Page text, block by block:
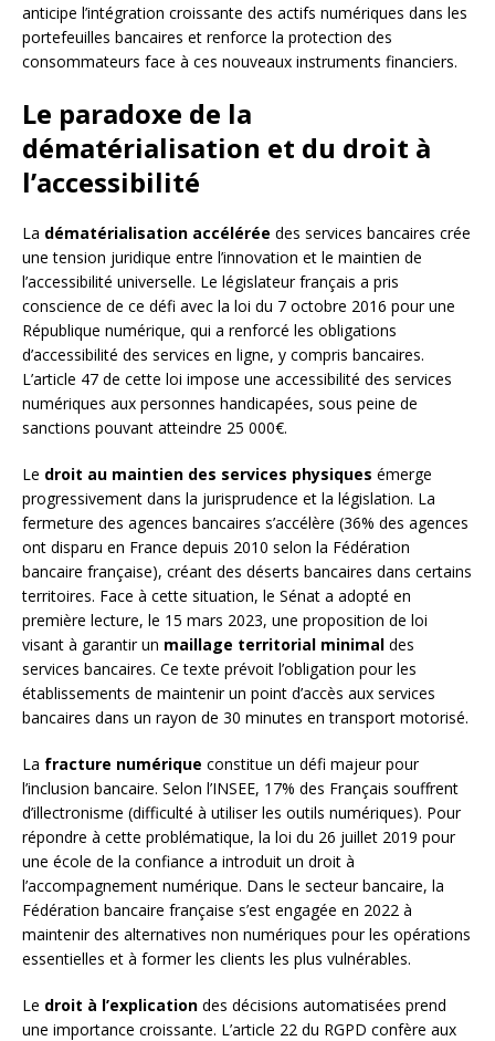
anticipe l’intégration croissante des actifs numériques dans les
portefeuilles bancaires et renforce la protection des
consommateurs face à ces nouveaux instruments financiers.
Le paradoxe de la
dématérialisation et du droit à
l’accessibilité
La dématérialisation accélérée des services bancaires crée
une tension juridique entre l’innovation et le maintien de
l’accessibilité universelle. Le législateur français a pris
conscience de ce défi avec la loi du 7 octobre 2016 pour une
République numérique, qui a renforcé les obligations
d’accessibilité des services en ligne, y compris bancaires.
L’article 47 de cette loi impose une accessibilité des services
numériques aux personnes handicapées, sous peine de
sanctions pouvant atteindre 25 000€.
Le droit au maintien des services physiques émerge
progressivement dans la jurisprudence et la législation. La
fermeture des agences bancaires s’accélère (36% des agences
ont disparu en France depuis 2010 selon la Fédération
bancaire française), créant des déserts bancaires dans certains
territoires. Face à cette situation, le Sénat a adopté en
première lecture, le 15 mars 2023, une proposition de loi
visant à garantir un maillage territorial minimal des
services bancaires. Ce texte prévoit l’obligation pour les
établissements de maintenir un point d’accès aux services
bancaires dans un rayon de 30 minutes en transport motorisé.
La fracture numérique constitue un défi majeur pour
l’inclusion bancaire. Selon l’INSEE, 17% des Français souffrent
d’illectronisme (difficulté à utiliser les outils numériques). Pour
répondre à cette problématique, la loi du 26 juillet 2019 pour
une école de la confiance a introduit un droit à
l’accompagnement numérique. Dans le secteur bancaire, la
Fédération bancaire française s’est engagée en 2022 à
maintenir des alternatives non numériques pour les opérations
essentielles et à former les clients les plus vulnérables.
Le droit à l’explication des décisions automatisées prend
une importance croissante. L’article 22 du RGPD confère aux